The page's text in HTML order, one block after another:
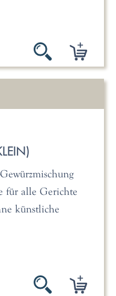
für alle Gerichte
künstliche